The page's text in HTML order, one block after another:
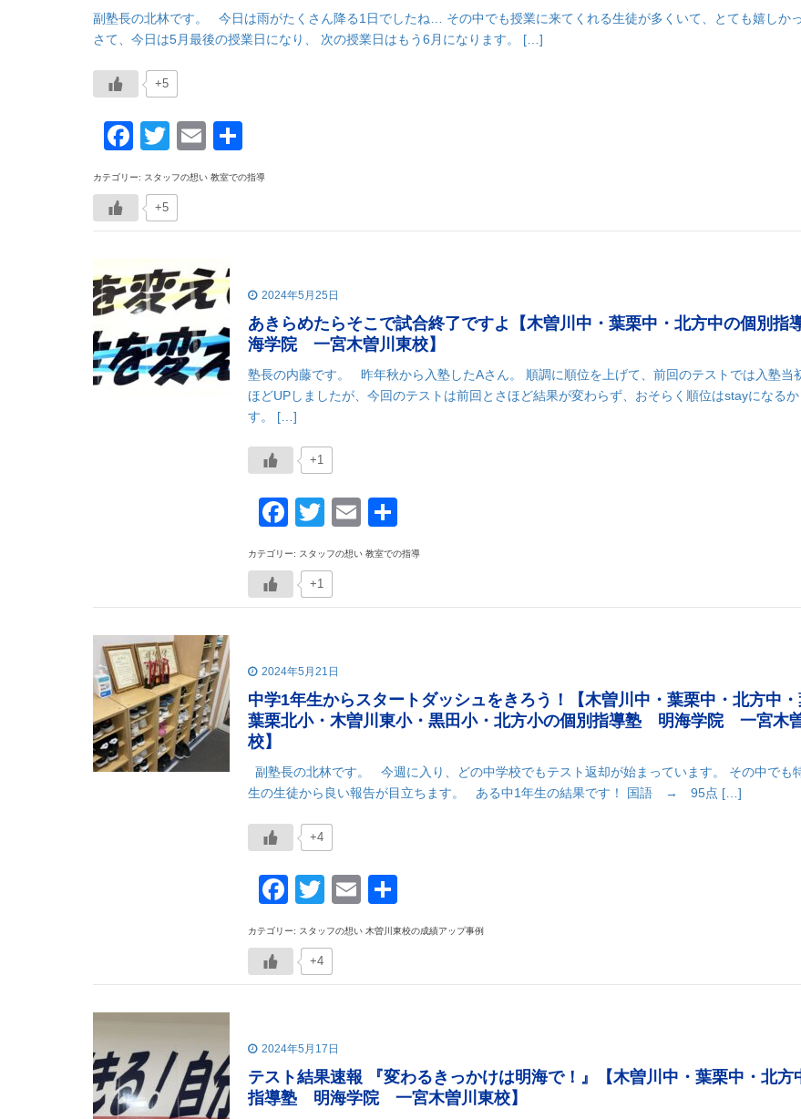
副塾長の北林です。 今日は雨がたくさん降る1日でしたね… その中でも授業に来てくれる生徒が多くいて、とても嬉しか
さて、今日は5月最後の授業日になり、 次の授業日はもう6月になります。 […]
+5
Facebook
Twitter
Email
有
カテゴリー: スタッフの想い 教室での指導
+5
2024年5月25日
あきらめたらそこで試合終了ですよ【木曽川中・葉栗中・北方中の個別
海学院 一宮木曽川東校】
塾長の内藤です。 昨年秋から入塾したAさん。 順調に順位を上げて、前回のテストでは入塾当
ほどUPしましたが、今回のテストは前回とさほど結果が変わらず、おそらく順位はstayになるか
す。 […]
+1
Facebook
TwitterEmail
有
カテゴリー: スタッフの想い 教室での指導
+1
2024年5月21日
中学1年生からスタートダッシュをきろう！【木曽川中・葉栗中・北方中・
葉栗北小・木曽川東小・黒田小・北方小の個別指導塾 明海学院 一宮木
校】
副塾長の北林です。 今週に入り、どの中学校でもテスト返却が始まっています。 その中でも
生の生徒から良い報告が目立ちます。 ある中1年生の結果です！ 国語 → 95点 […]
+4
Facebook
Twitter
Email
有
カテゴリー: スタッフの想い 木曽川東校の成績アップ事例
+4
2024年5月17日
テスト結果速報 『変わるきっかけは明海で！』【木曽川中・葉栗中・北方
指導塾 明海学院 一宮木曽川東校】